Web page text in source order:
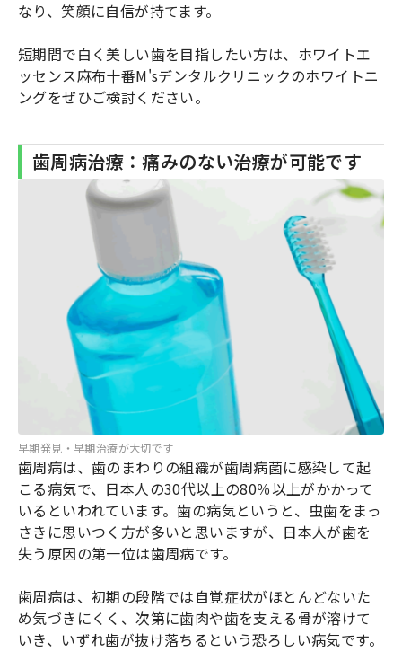
なり、笑顔に自信が持てます。
短期間で白く美しい歯を目指したい方は、ホワイトエ
ッセンス麻布十番M'sデンタルクリニックのホワイトニ
ングをぜひご検討ください。
歯周病治療：痛みのない治療が可能です
早期発見・早期治療が大切です
歯周病は、歯のまわりの組織が歯周病菌に感染して起
こる病気で、日本人の30代以上の80％以上がかかって
いるといわれています。歯の病気というと、虫歯をまっ
さきに思いつく方が多いと思いますが、日本人が歯を
失う原因の第一位は歯周病です。
歯周病は、初期の段階では自覚症状がほとんどないた
め気づきにくく、次第に歯肉や歯を支える骨が溶けて
いき、いずれ歯が抜け落ちるという恐ろしい病気です。